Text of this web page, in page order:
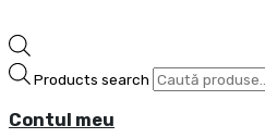
Products search
Contul meu